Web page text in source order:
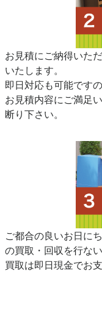
お見積にご納得いた
いたします。
即日対応も可能です
お見積内容にご満足
断り下さい。
ご都合の良いお日に
の買取・回収を行ない
買取は即日現金でお